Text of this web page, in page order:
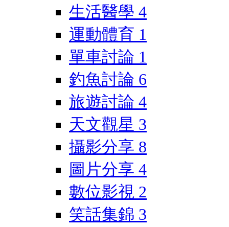
生活醫學 4
運動體育 1
單車討論 1
釣魚討論 6
旅遊討論 4
天文觀星 3
攝影分享 8
圖片分享 4
數位影視 2
笑話集錦 3